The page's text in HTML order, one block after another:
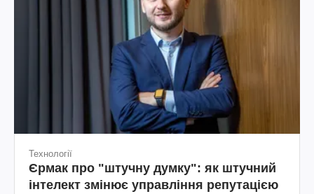
Технології
Єрмак про "штучну думку": як штучний
інтелект змінює управління репутацією